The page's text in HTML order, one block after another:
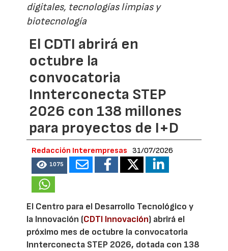
digitales, tecnologías limpias y
biotecnología
El CDTI abrirá en
octubre la
convocatoria
Innterconecta STEP
2026 con 138 millones
para proyectos de I+D
Redacción Interempresas 31/07/2026
1075
El Centro para el Desarrollo Tecnológico y
la Innovación (CDTI Innovación) abrirá el
próximo mes de octubre la convocatoria
Innterconecta STEP 2026, dotada con 138